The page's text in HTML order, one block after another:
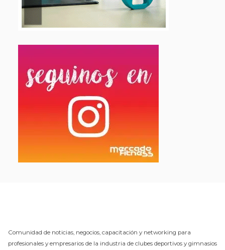
Comunidad de noticias, negocios, capacitación y networking para
profesionales y empresarios de la industria de clubes deportivos y gimnasios